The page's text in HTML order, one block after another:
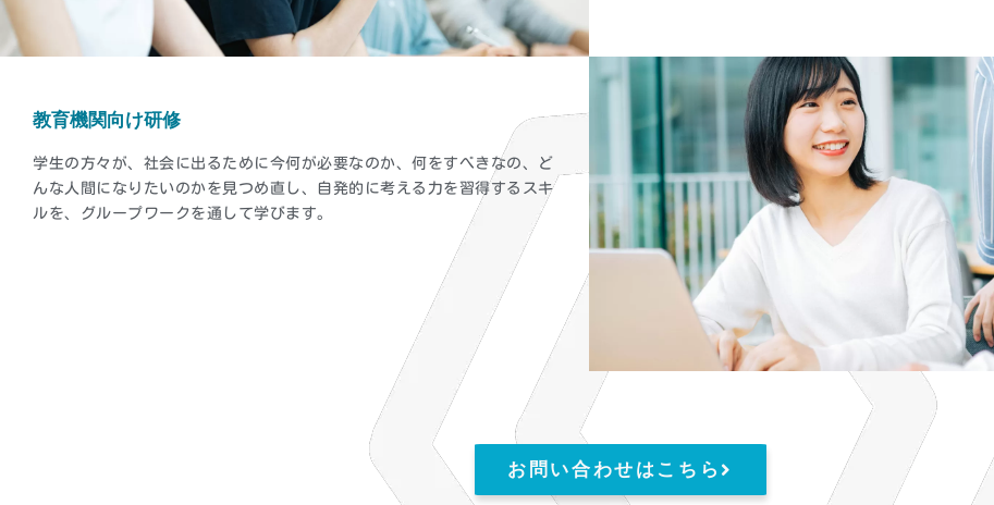
教育機関向け研修
学生の方々が、社会に出るために今何が必要なのか、何をすべきなの、ど
んな人間になりたいのかを見つめ直し、自発的に考える力を習得するスキ
ルを、グループワークを通して学びます。
お問い合わせはこちら